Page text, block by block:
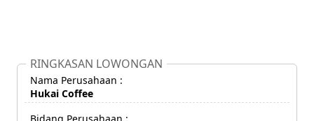
RINGKASAN LOWONGAN
Nama Perusahaan :
Hukai Coffee